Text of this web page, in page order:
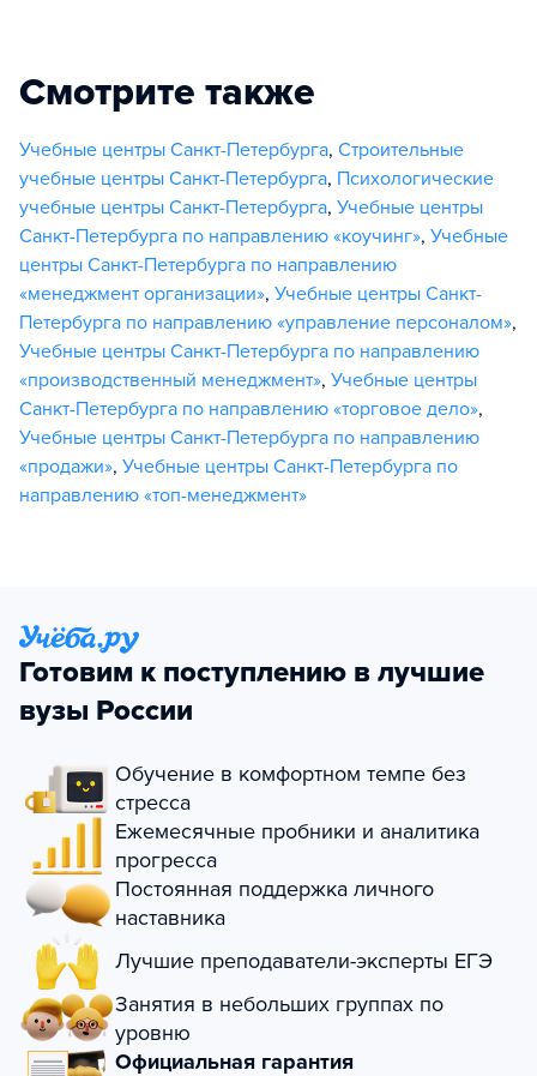
Смотрите также
Учебные центры Санкт-Петербурга, Строительные
учебные центры Санкт-Петербурга, Психологические
учебные центры Санкт-Петербурга, Учебные центры
Санкт-Петербурга по направлению «коучинг», Учебные
центры Санкт-Петербурга по направлению
«менеджмент организации», Учебные центры Санкт-
Петербурга по направлению «управление персоналом»,
Учебные центры Санкт-Петербурга по направлению
«производственный менеджмент», Учебные центры
Санкт-Петербурга по направлению «торговое дело»,
Учебные центры Санкт-Петербурга по направлению
«продажи», Учебные центры Санкт-Петербурга по
направлению «топ-менеджмент»
Готовим к поступлению в лучшие
вузы России
Обучение в комфортном темпе без
стресса
Ежемесячные пробники и аналитика
прогресса
Постоянная поддержка личного
наставника
Лучшие преподаватели-эксперты ЕГЭ
Занятия в небольших группах по
уровню
Официальная гарантия